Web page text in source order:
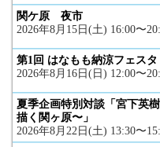
関ケ原 夜市
2026年8月15日(土) 16:00〜
第1回 はなもも納涼フェスタ
2026年8月16日(日) 12:00〜
夏季企画特別対談「宮下英
描く関ヶ原〜」
2026年8月22日(土) 13:30〜